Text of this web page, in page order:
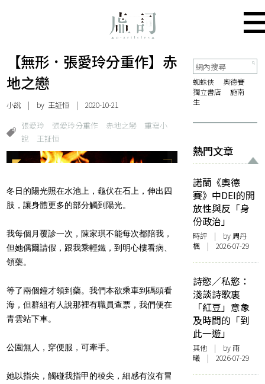
【無形．張愛玲分重作】赤
地之戀
小說 | by 王証恒 | 2020-10-21
張愛玲 張愛玲分重作 赤地之戀
重寫小
說
王証恒
冬日的陽光照在水池上，龜伏在石上，伸出四
肢，讓身體更多的部分觸到陽光。
我每個月覆診一次，陳家琪不能每次都陪我，
但她偶爾請假，跟我乘輕鐵，到明心樓看病、
領藥。
等了兩個鐘才領到藥。我們本欲乘車到碼頭看
海，但群組有人說那裡有職員查票，我們便在
青雲站下車。
公園無人，穿便服，可牽手。
她以指尖，觸碰我指甲的稜尖，細感有沒有冒
蜘蛛俠
奧德賽
獨立書店
施南
生
熱門文章
諾蘭《奧德
賽》中DEI的開
放性與反「身
份政治」
時評 | by周丹
楓 | 2026-07-29
詩慾／私慾：
淺談詩歌裏
「紅豆」意象
及時間的「到
此一遊」
其他 | by 雨
曦 | 2026-07-29